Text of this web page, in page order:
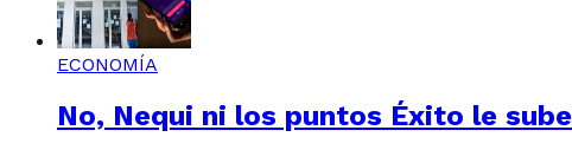
ECONOMÍA
No, Nequi ni los puntos Éxito le